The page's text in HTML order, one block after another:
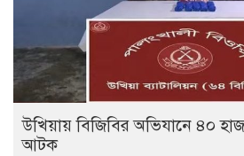
উখিয়ায় বিজিবির অভিযানে ৪০
আটক